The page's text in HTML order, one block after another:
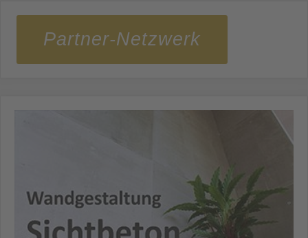
Partner-Netzwerk